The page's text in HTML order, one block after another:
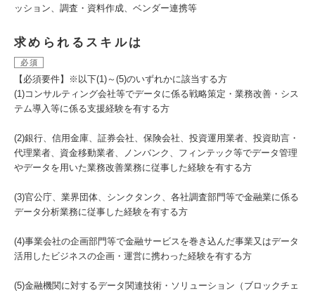
ッション、調査・資料作成、ベンダー連携等
求められるスキルは
必須
【必須要件】※以下(1)～(5)のいずれかに該当する方
(1)コンサルティング会社等でデータに係る戦略策定・業務改善・シス
テム導入等に係る支援経験を有する方
(2)銀行、信用金庫、証券会社、保険会社、投資運用業者、投資助言・
代理業者、資金移動業者、ノンバンク、フィンテック等でデータ管理
やデータを用いた業務改善業務に従事した経験を有する方
(3)官公庁、業界団体、シンクタンク、各社調査部門等で金融業に係る
データ分析業務に従事した経験を有する方
(4)事業会社の企画部門等で金融サービスを巻き込んだ事業又はデータ
活用したビジネスの企画・運営に携わった経験を有する方
(5)金融機関に対するデータ関連技術・ソリューション（ブロックチェ